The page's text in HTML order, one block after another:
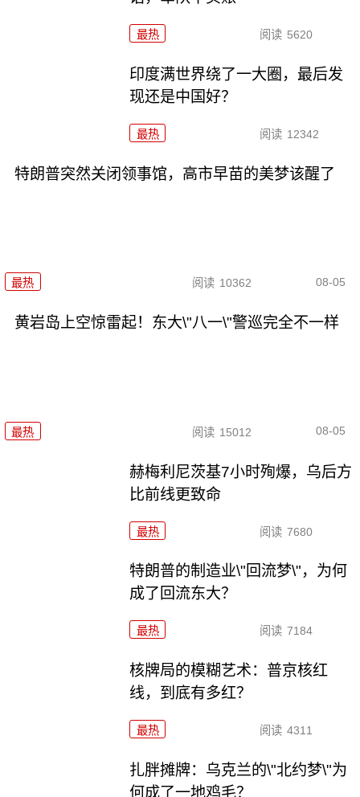
最热 阅读 5620
印度满世界绕了一大圈，最后发
现还是中国好？
最热 阅读 12342
特朗普突然关闭领事馆，高市早苗的美梦该醒了
最热 阅读 10362 08-05
黄岩岛上空惊雷起！东大\"八一\"警巡完全不一样
最热 阅读 15012 08-05
赫梅利尼茨基7小时殉爆，乌后方
比前线更致命
最热 阅读 7680
特朗普的制造业\"回流梦\"，为何
成了回流东大？
最热 阅读 7184
核牌局的模糊艺术：普京核红
线，到底有多红？
最热 阅读 4311
扎胖摊牌：乌克兰的\"北约梦\"为
何成了一地鸡毛？